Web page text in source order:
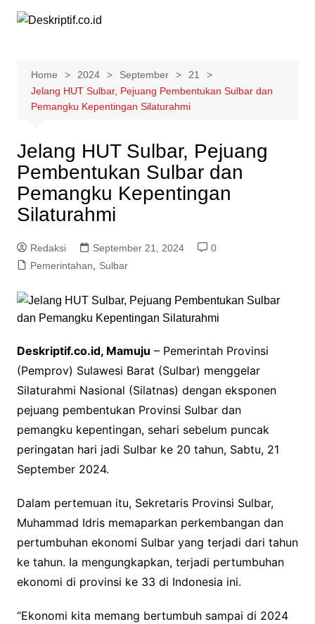
Home 2024 September
21
Jelang HUT Sulbar, Pejuang Pembentukan Sulbar dan
Pemangku Kepentingan Silaturahmi
Jelang HUT Sulbar, Pejuang
Pembentukan Sulbar dan
Pemangku Kepentingan
Silaturahmi
Redaksi September 21, 2024
0
Pemerintahan, Sulbar
Deskriptif.co.id, Mamuju – Pemerintah Provinsi
(Pemprov) Sulawesi Barat (Sulbar) menggelar
Silaturahmi Nasional (Silatnas) dengan eksponen
pejuang pembentukan Provinsi Sulbar dan
pemangku kepentingan, sehari sebelum puncak
peringatan hari jadi Sulbar ke 20 tahun, Sabtu, 21
September 2024.
Dalam pertemuan itu, Sekretaris Provinsi Sulbar,
Muhammad Idris memaparkan perkembangan dan
pertumbuhan ekonomi Sulbar yang terjadi dari tahun
ke tahun. Ia mengungkapkan, terjadi pertumbuhan
ekonomi di provinsi ke 33 di Indonesia ini.
“Ekonomi kita memang bertumbuh sampai di 2024